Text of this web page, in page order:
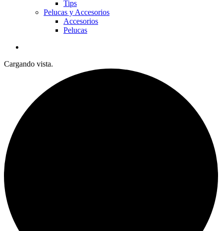
Tips
Pelucas y Accesorios
Accesorios
Pelucas
Cargando vista.